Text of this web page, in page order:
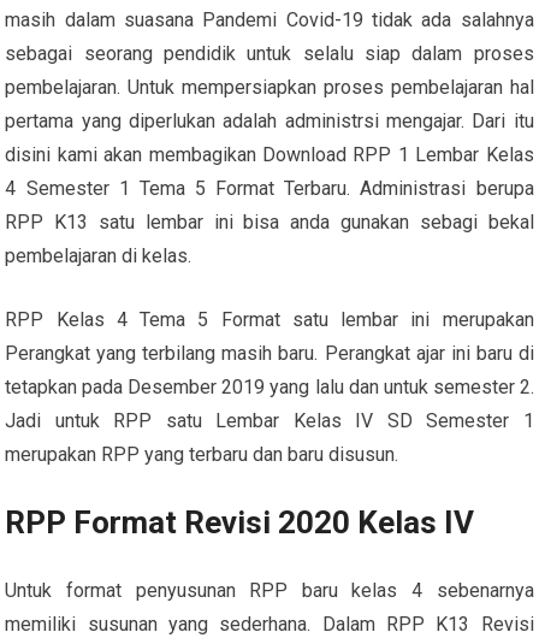
masih dalam suasana Pandemi Covid-19 tidak ada salahnya
sebagai seorang pendidik untuk selalu siap dalam proses
pembelajaran. Untuk mempersiapkan proses pembelajaran hal
pertama yang diperlukan adalah administrsi mengajar. Dari itu
disini kami akan membagikan Download RPP 1 Lembar Kelas
4 Semester 1 Tema 5 Format Terbaru. Administrasi berupa
RPP K13 satu lembar ini bisa anda gunakan sebagi bekal
pembelajaran di kelas.
RPP Kelas 4 Tema 5 Format satu lembar ini merupakan
Perangkat yang terbilang masih baru. Perangkat ajar ini baru di
tetapkan pada Desember 2019 yang lalu dan untuk semester 2.
Jadi untuk RPP satu Lembar Kelas IV SD Semester 1
merupakan RPP yang terbaru dan baru disusun.
RPP Format Revisi 2020 Kelas IV
Untuk format penyusunan RPP baru kelas 4 sebenarnya
memiliki susunan yang sederhana. Dalam RPP K13 Revisi